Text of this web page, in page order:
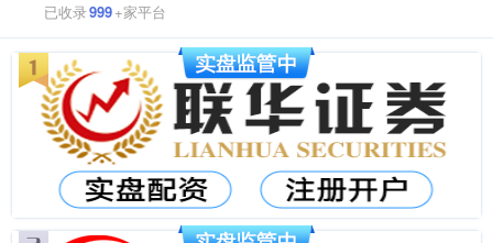
已收录999+家平台